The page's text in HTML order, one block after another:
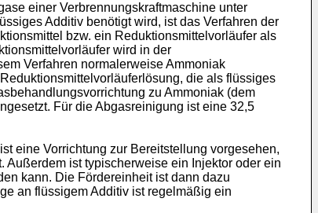
einer Verbrennungskraftmaschine unter
Additiv benötigt wird, ist das Verfahren der
bzw. ein Reduktionsmittelvorläufer als
wird in der
Verfahren normalerweise Ammoniak
die als flüssiges
zu Ammoniak (dem
Für die Abgasreinigung ist eine 32,5
eine Vorrichtung zur Bereitstellung vorgesehen,
ist typischerweise ein Injektor oder ein
kann. Die Fördereinheit ist dann dazu
an flüssigem Additiv ist regelmäßig ein